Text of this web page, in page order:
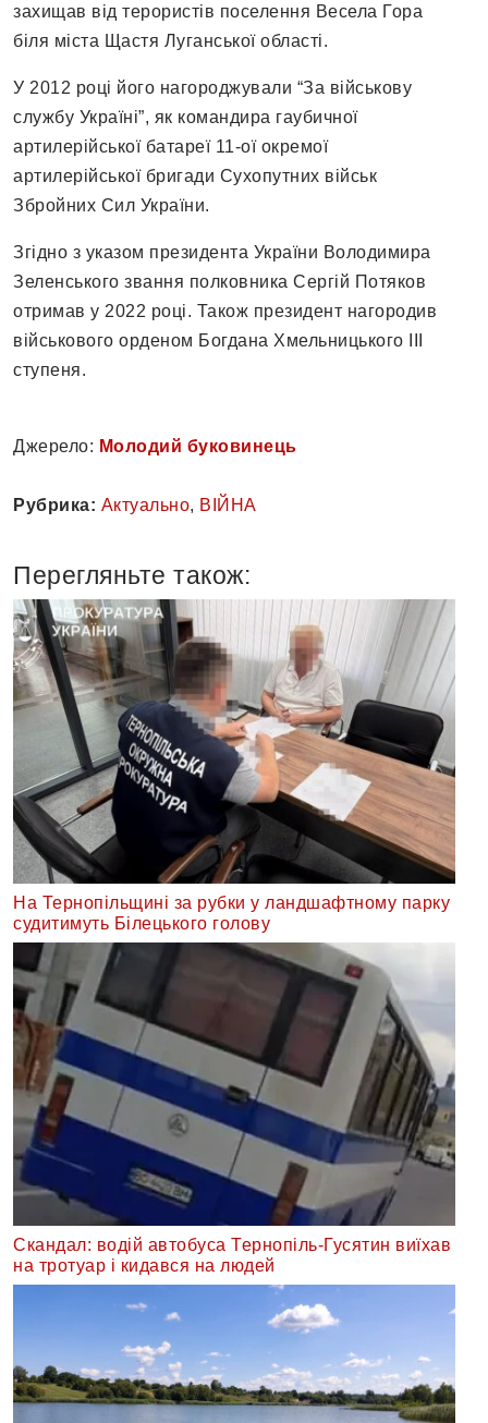
захищав від терористів поселення Весела Гора
біля міста Щастя Луганської області.
У 2012 році його нагороджували “За військову
службу Україні”, як командира гаубичної
артилерійської батареї 11-ої окремої
артилерійської бригади Сухопутних військ
Збройних Сил України.
Згідно з указом президента України Володимира
Зеленського звання полковника Сергій Потяков
отримав у 2022 році. Також президент нагородив
військового орденом Богдана Хмельницького III
ступеня.
Джерело: Молодий буковинець
Рубрика: Актуально, ВІЙНА
Перегляньте також:
На Тернопільщині за рубки у ландшафтному парку
судитимуть Білецького голову
Скандал: водій автобуса Тернопіль-Гусятин виїхав
на тротуар і кидався на людей